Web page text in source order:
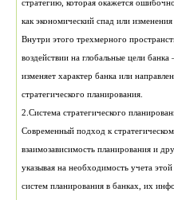
как экономический спад или
стратегического планирования.
2.Система стратегического